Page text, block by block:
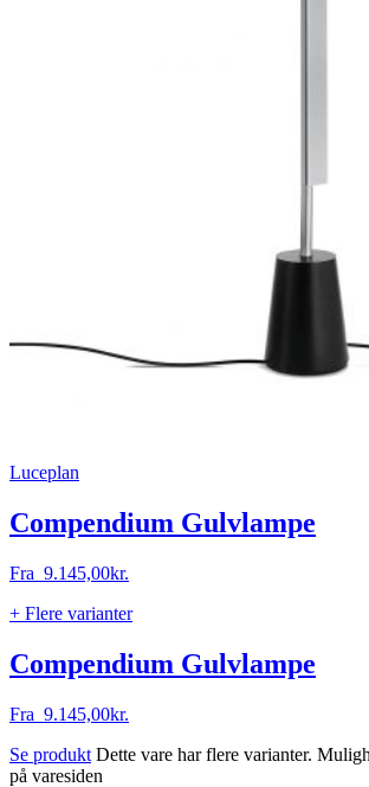
Luceplan
Compendium Gulvlampe
Fra 9.145,00kr.
+ Flere varianter
Compendium Gulvlampe
Fra 9.145,00kr.
Se produkt Dette vare har flere varianter.
på varesiden